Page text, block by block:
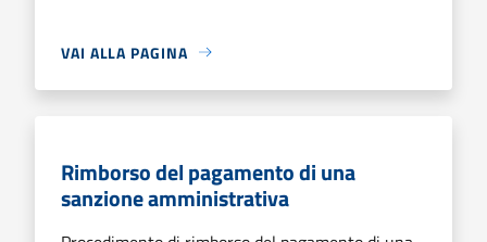
VAI ALLA PAGINA
Rimborso del pagamento di una
sanzione amministrativa